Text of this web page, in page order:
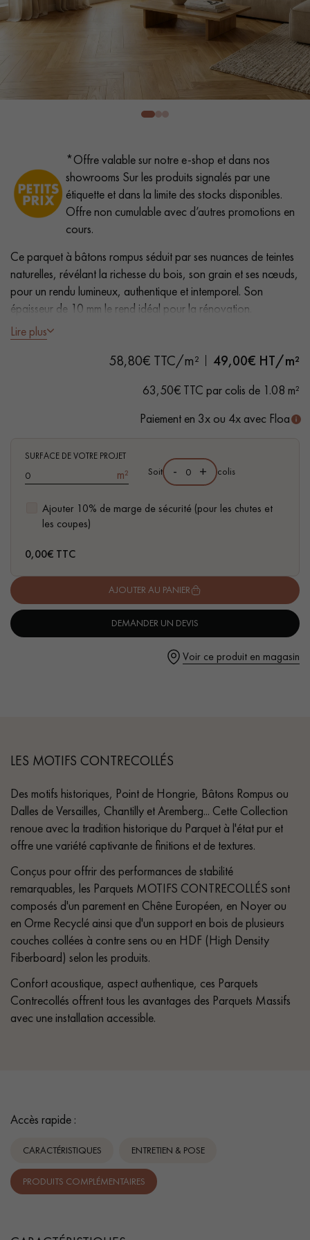
PARQUET VIEILLI PARQUET FUMÉ
PARQUET EN CHÊNE
0805 82 82 82
VOUS AVEZ UN PROJET ?
Nos experts sont à votre disposition pour vous guider pas à
pas dans le choix et la pose de votre parquet.
Demandez un rendez-vous personnalisé
Obtenez un devis gratuit !
*Offre valable sur notre e-shop et dans nos
showrooms Sur les produits signalés par une
étiquette et dans la limite des stocks disponibles.
Offre non cumulable avec d’autres promotions en
cours.
Ce parquet à bâtons rompus séduit par ses nuances de teintes
naturelles, révélant la richesse du bois, son grain et ses nœuds,
pour un rendu lumineux, authentique et intemporel. Son
épaisseur de 10 mm le rend idéal pour la rénovation.
- Lames Largeur 9 cm
- Épaisseur 10 mm dont 3 mm de bois noble
- Brossé, Chanfreins travaillés et arrondis des 4 côtés
- Choix Authentic - nœuds, gerces, fissures colmatées, aubiers
Lire plus
58,80€ TTC/m² 49,00€ HT/m²
63,50€ TTC par colis de 1.08 m²
Paiement en 3x ou 4x avec Floa
SURFACE DE VOTRE PROJET
m²
Ajouter 10% de marge de sécurité (pour les chutes et
les coupes)
Soit - + colis
0,00€ TTC
AJOUTER AU PANIER
DEMANDER UN DEVIS
Voir ce produit en magasin
LES MOTIFS CONTRECOLLÉS
Des motifs historiques, Point de Hongrie, Bâtons Rompus ou
Dalles de Versailles, Chantilly et Aremberg... Cette Collection
renoue avec la tradition historique du Parquet à l'état pur et
offre une variété captivante de finitions et de textures.
Conçus pour offrir des performances de stabilité
remarquables, les Parquets MOTIFS CONTRECOLLÉS sont
composés d'un parement en Chêne Européen, en Noyer ou
en Orme Recyclé ainsi que d'un support en bois de plusieurs
couches collées à contre sens ou en HDF (High Density
Fiberboard) selon les produits.
Confort acoustique, aspect authentique, ces Parquets
Contrecollés offrent tous les avantages des Parquets Massifs
avec une installation accessible.
Accès rapide :
CARACTÉRISTIQUES ENTRETIEN & POSE
PRODUITS COMPLÉMENTAIRES